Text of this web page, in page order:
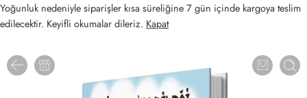
Yoğunluk nedeniyle siparişler kısa süreliğine 7 gün içinde kargoya teslim
edilecektir. Keyifli okumalar dileriz. Kapat